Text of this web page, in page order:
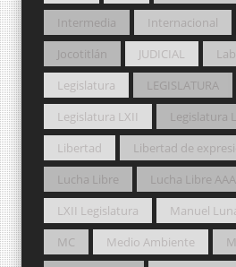
Intermedia
Internacional
Jocotitlán
JUDICIAL
Legislatura
LEGISLATURA
Legislatura LXII
Legislatura
Libertad
Libertad de
Lucha Libre
Lucha Libre AAA
LXII Legislatura
Manuel
MC
Medio Ambiente